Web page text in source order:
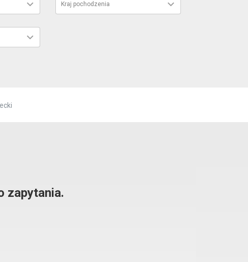
Kraj pochodzenia
zapytania.